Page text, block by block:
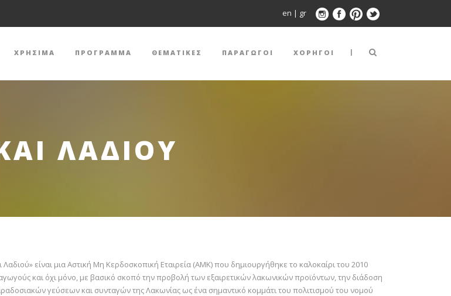
en | gr
ΧΡΗΣΙΜΑ ΠΡΟΓΡΑΜΜΑ ΘΕΜΑΤΙΚΕΣ ΠΑΡΑΓΩΓΟΙ ΧΟΡΗΓΟΙ |
ΛΑΔΙΟΥ
Λαδιού» είναι μια Αστική Μη Κερδοσκοπική Εταιρεία (ΑΜΚ) που δημιουργήθηκε το καλοκαίρι του 2010
και όχι μόνο, με βασικό σκοπό την προβολή των εξαιρετικών λακωνικών προϊόντων, την διάδοση
γεύσεων και συνταγών της Λακωνίας ως ένα σημαντικό κομμάτι του πολιτισμού του νομού